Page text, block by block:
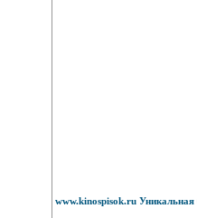
www.kinospisok.ru